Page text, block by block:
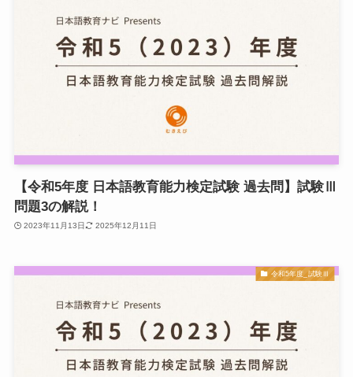
【令和5年度 日本語教育能力検定試験 過去問】試験Ⅲ
問題3の解説！
2023年11月13日 2025年12月11日
令和5年度_試験Ⅲ